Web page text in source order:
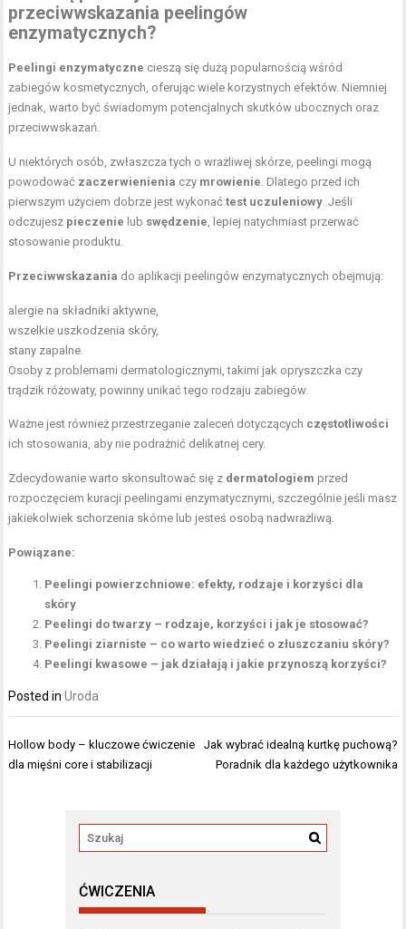
przeciwwskazania peelingów
enzymatycznych?
Peelingi enzymatyczne cieszą się dużą popularnością wśród
zabiegów kosmetycznych, oferując wiele korzystnych efektów. Niemniej
jednak, warto być świadomym potencjalnych skutków ubocznych oraz
przeciwwskazań.
U niektórych osób, zwłaszcza tych o wrażliwej skórze, peelingi mogą
powodować zaczerwienienia czy mrowienie. Dlatego przed ich
pierwszym użyciem dobrze jest wykonaćtest uczuleniowy. Jeśli
odczujesz pieczenie lub swędzenie, lepiej natychmiast przerwać
stosowanie produktu.
Przeciwwskazania do aplikacji peelingów enzymatycznych obejmują:
alergie na składniki aktywne,
wszelkie uszkodzenia skóry,
stany zapalne.
Osoby z problemami dermatologicznymi, takimi jak opryszczka czy
trądzik różowaty, powinny unikać tego rodzaju zabiegów.
Ważne jest również przestrzeganie zaleceń dotyczących częstotliwości
ich stosowania, aby nie podrażnić delikatnej cery.
Zdecydowanie warto skonsultować się z dermatologiem przed
rozpoczęciem kuracji peelingami enzymatycznymi, szczególnie jeśli masz
jakiekolwiek schorzenia skórne lub jesteś osobą nadwrażliwą.
Powiązane:
Peelingi powierzchniowe: efekty, rodzaje i korzyści dla
skóry
Peelingi do twarzy – rodzaje, korzyści i jak je stosować?
Peelingi ziarniste – co warto wiedzieć o złuszczaniu skóry?
Peelingi kwasowe – jak działają i jakie przynoszą korzyści?
Posted inUroda
Nawigacja
wpisu
Hollow body – kluczowe ćwiczenie
dla mięśni core i stabilizacji
Jak wybrać idealną kurtkę puchową?
Poradnik dla każdego użytkownika
ĆWICZENIA